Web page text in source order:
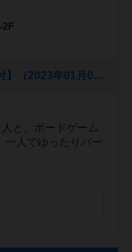
2F
[NEW] 【オース】夜の新作ボードゲーム会【食事付】（2023年01月09日 20時31分）
と。ボードゲーム
一人でゆったりバー